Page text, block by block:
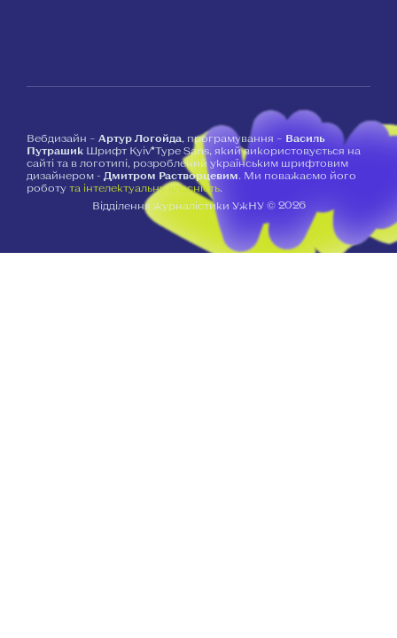
Вебдизайн – Артур Логойда , програмування – Василь
Путрашик Шрифт Kyiv*Type Sans, який використовується на
сайті та в логотипі, розроблений українським шрифтовим
дизайнером - Дмитром Растворцевим . Ми поважаємо його
роботу та інтелектуальну власність
Відділення журналістики УжНУ © 2026